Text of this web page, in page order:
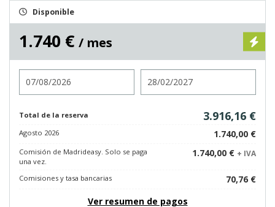
Disponible
1.740 € / mes
Total de la reserva 3.916,16 €
Agosto 2026 1.740,00 €
Comisión de Madrideasy. Solo se paga
una vez.
1.740,00 € + IVA
Comisiones y tasa bancarias
70,76 €
Ver resumen de pagos